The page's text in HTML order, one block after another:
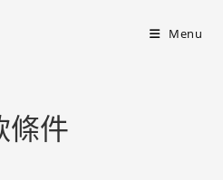
Menu
條件